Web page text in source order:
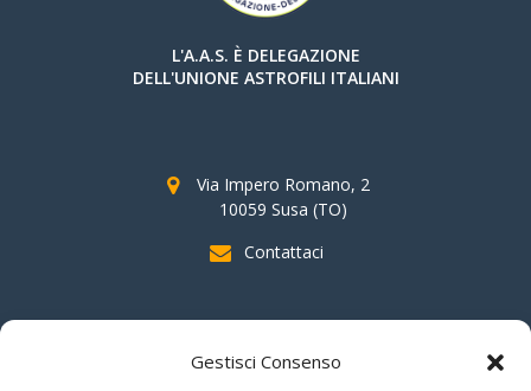
Gestisci Consenso
L'A.A.S. È DELEGAZIONE
DELL'UNIONE ASTROFILI ITALIANI
Via Impero Romano, 2
10059 Susa (TO)
Contattaci
SOSTIENI AAS